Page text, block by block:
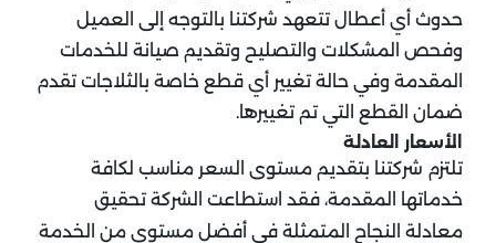
حدوث أي أعطال تتعهد شركتنا بالتوجه إلى العميل
وفحص المشكلات والتصليح وتقديم صيانة للخدمات
المقدمة وفي حالة تغيير أي قطع خاصة بالثلاجات تقدم
ضمان القطع التي تم تغييرها.
الأسعار العادلة
تلتزم شركتنا بتقديم مستوى السعر مناسب لكافة
خدماتها المقدمة، فقد استطاعت الشركة تحقيق
معادلة النجاح المتمثلة في أفضل مستوى من الخدمة